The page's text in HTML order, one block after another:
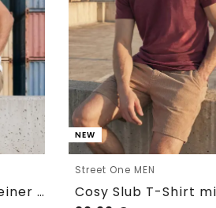
Basic T-Shirt aus reiner Baumwolle
NEW
Street One MEN